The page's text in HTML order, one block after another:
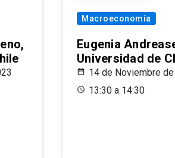
Macroeconomía
Eugenia
Universidad de
14 de Noviembre
13:30 a 14:30